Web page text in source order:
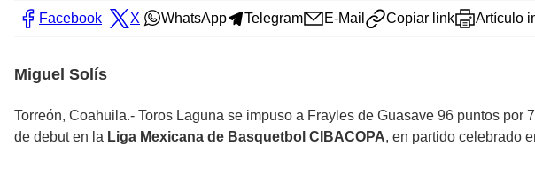
Facebook X WhatsApp Telegram E-Mail Copiar link Artículo
Miguel Solís
Torreón, Coahuila.- Toros Laguna se impuso a Frayles de Guasave 96 puntos
de debut en la Liga Mexicana de Basquetbol CIBACOPA, en partido celebrado